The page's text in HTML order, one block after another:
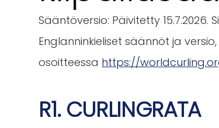
Sääntöversio: Päivitetty
Englanninkieliset säännöt ja
osoitteessa https://
R1. CURLINGRATA